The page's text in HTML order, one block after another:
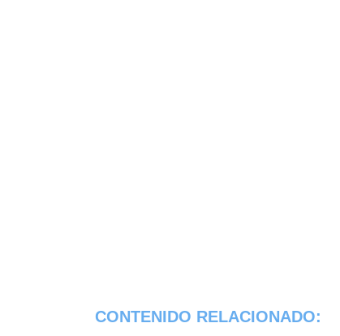
CONTENIDO RELACIONADO: